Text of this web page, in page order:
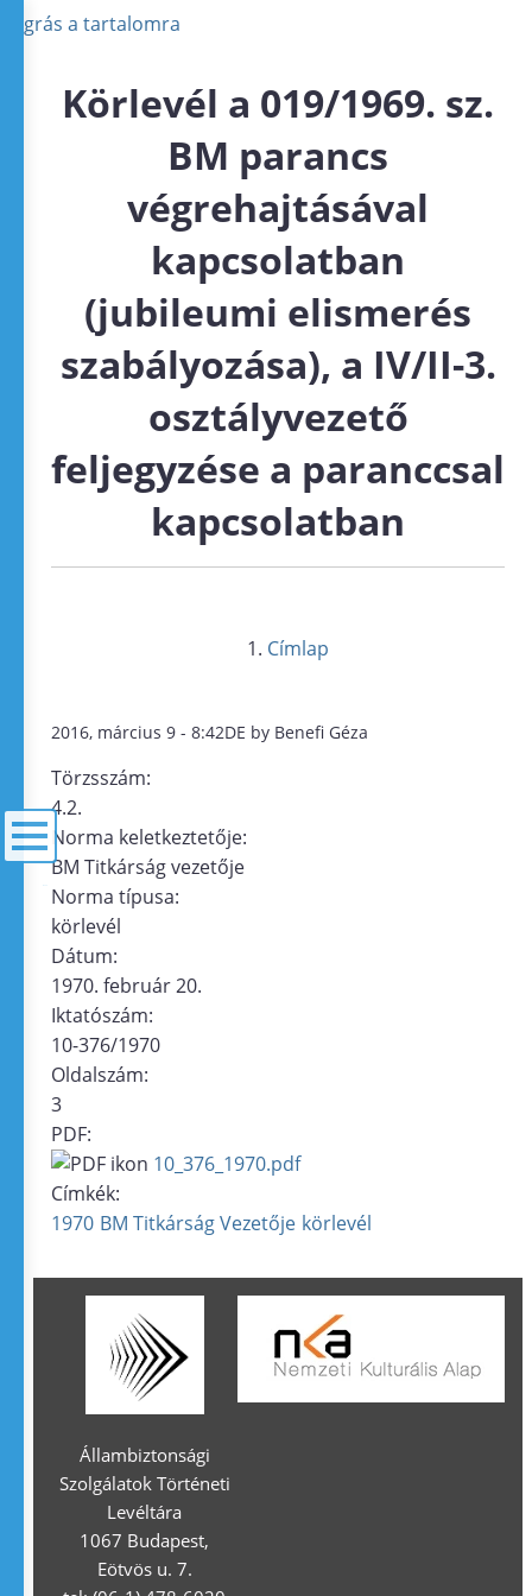
Ugrás a tartalomra
Körlevél a 019/1969. sz.
BM parancs
végrehajtásával
kapcsolatban
(jubileumi elismerés
szabályozása), a IV/II-3.
osztályvezető
feljegyzése a paranccsal
kapcsolatban
Címlap
2016, március 9 - 8:42DE by Benefi Géza
Törzsszám:
4.2.
Norma keletkeztetője:
BM Titkárság vezetője
Norma típusa:
körlevél
Dátum:
1970. február 20.
Iktatószám:
10-376/1970
Oldalszám:
3
PDF:
10_376_1970.pdf
Címkék:
1970 BM Titkárság Vezetője körlevél
Állambiztonsági
Szolgálatok Történeti
Levéltára
1067 Budapest,
Eötvös u. 7.